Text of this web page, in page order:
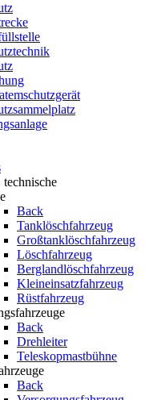
Back
Tanklöschfahrzeug
Großtanklöschfahrzeug
Löschfahrzeug
Berglandlöschfahrzeug
Kleineinsatzfahrzeug
Rüstfahrzeug
Back
Drehleiter
Teleskopmastbühne
Back